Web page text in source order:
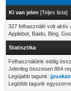
Ki van jelen [Teljes lista]
327 felhasználó volt aktív
Applebot, Baidu, Bing,
Statisztika
Felhasználóink eddig
Jelenleg összesen 864
Legújabb tagunk:
Legtöbb tagunk